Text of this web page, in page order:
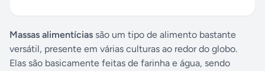
Massas alimentícias são um tipo de alimento bastante
versátil, presente em várias culturas ao redor do globo.
Elas são basicamente feitas de farinha e água, sendo